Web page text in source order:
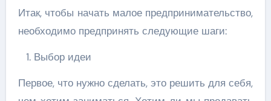
Итак, чтобы начать малое предпринимательство,
необходимо предпринять следующие шаги:
Выбор идеи
Первое, что нужно сделать, это решить для себя,